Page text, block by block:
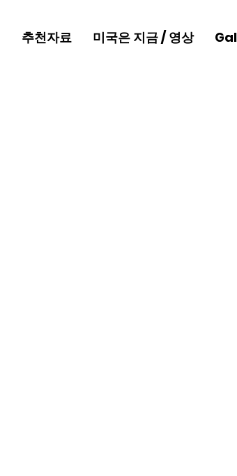
추천자료 미국은 지금 / 영상